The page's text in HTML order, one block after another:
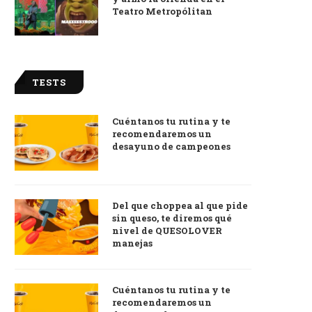
Teatro Metropólitan
TESTS
Cuéntanos tu rutina y te
recomendaremos un
desayuno de campeones
Del que choppea al que pide
sin queso, te diremos qué
nivel de QUESOLOVER
manejas
Cuéntanos tu rutina y te
recomendaremos un